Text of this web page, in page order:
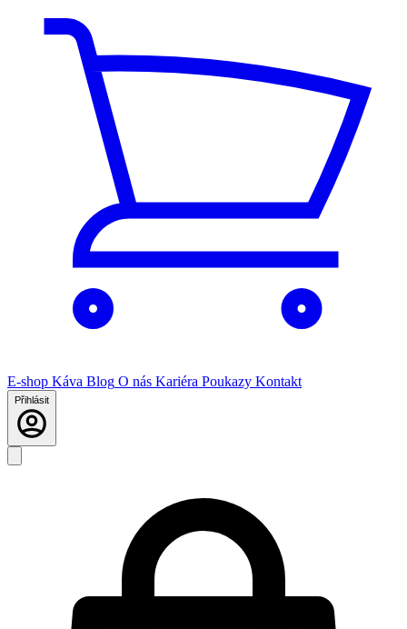
E-shop Káva Blog O nás Kariéra Poukazy Kontakt
Přihlásit